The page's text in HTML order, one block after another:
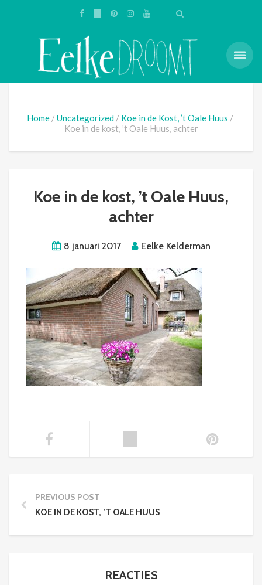
Home Uncategorized
Koe in de Kost, ’t Oale Huus
Koe in de kost, ’t Oale Huus, achter
Koe in de kost, ’t Oale Huus,
achter
8 januari 2017 Eelke Kelderman
PREVIOUS POST
KOE IN DE KOST, ’T OALE HUUS
REACTIES